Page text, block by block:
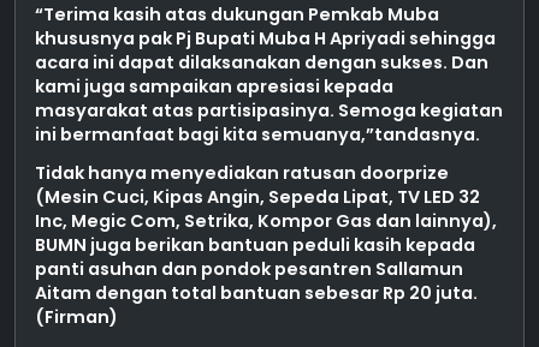
“Terima kasih atas dukungan Pemkab Muba
khususnya pak Pj Bupati Muba H Apriyadi sehingga
acara ini dapat dilaksanakan dengan sukses. Dan
kami juga sampaikan apresiasi kepada
masyarakat atas partisipasinya. Semoga kegiatan
ini bermanfaat bagi kita semuanya,”tandasnya.
Tidak hanya menyediakan ratusan doorprize
(Mesin Cuci, Kipas Angin, Sepeda Lipat, TV LED 32
Inc, Megic Com, Setrika, Kompor Gas dan lainnya),
BUMN juga berikan bantuan peduli kasih kepada
panti asuhan dan pondok pesantren Sallamun
Aitam dengan total bantuan sebesar Rp 20 juta.
(Firman)